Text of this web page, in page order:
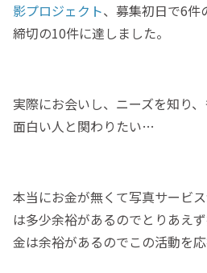
影プロジェクト、募集初日で6件
締切の10件に達しました。
実際にお会いし、ニーズを知り
面白い人と関わりたい…
本当にお金が無くて写真サービ
は多少余裕があるのでとりあえ
金は余裕があるのでこの活動を